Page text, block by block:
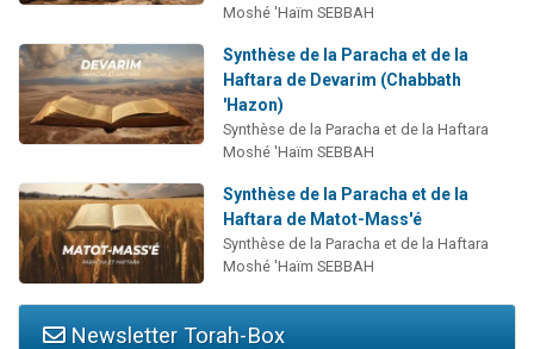
Moshé 'Haïm SEBBAH
Synthèse de la Paracha et de la
Haftara de Devarim (Chabbath
'Hazon)
Synthèse de la Paracha et de la Haftara
Moshé 'Haïm SEBBAH
Synthèse de la Paracha et de la
Haftara de Matot-Mass'é
Synthèse de la Paracha et de la Haftara
Moshé 'Haïm SEBBAH
Newsletter Torah-Box